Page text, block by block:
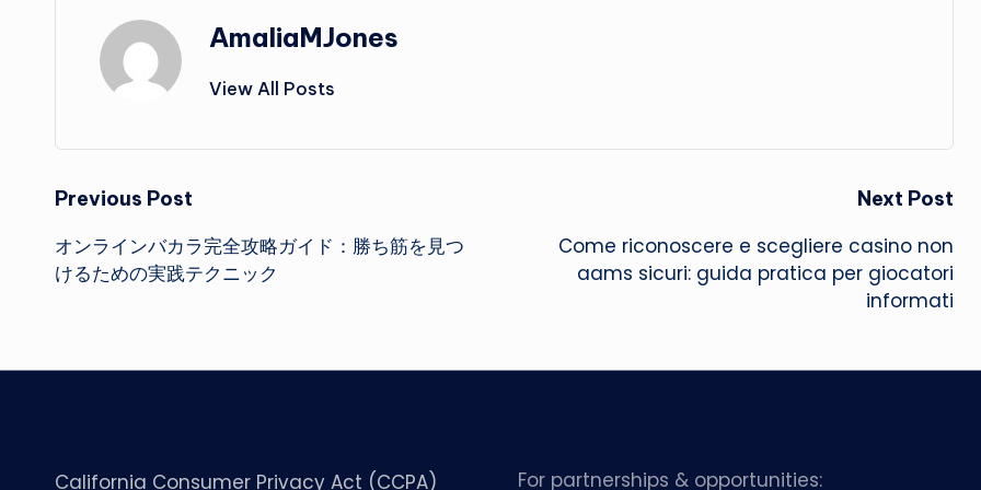
AmaliaMJones
View All Posts
Post
navigation
Previous Post
オンラインバカラ完全攻略ガイド：勝ち筋を見つ
けるための実践テクニック
Next Post
Come riconoscere e scegliere casino non
aams sicuri: guida pratica per giocatori
informati
California Consumer Privacy Act (CCPA) For partnerships & opportunities: